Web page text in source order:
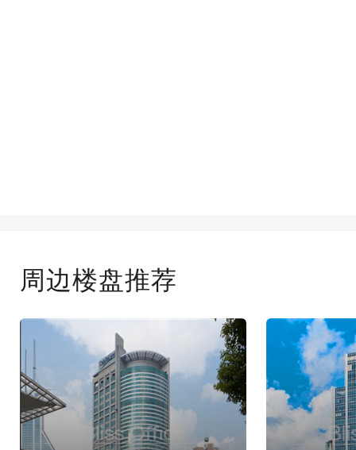
周边楼盘推荐